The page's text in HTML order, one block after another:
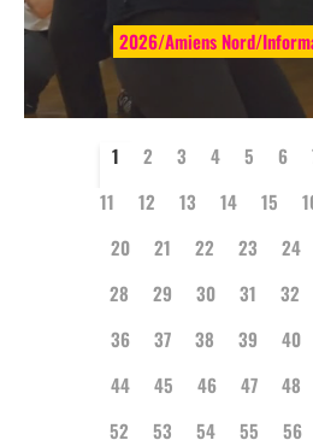
2026/Amiens Nord/
1 2 3 4 5 6
11
12 13 14 15
20
21 22 23 24
28
29 30 31 32
36
37 38 39 40
44
45 46 47 48
52
53 54 55 56